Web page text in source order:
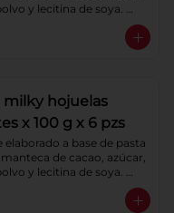
y lecitina de soya.
de Cacao: 40%
milky hojuelas
x 100 g x 6 pzs
elaborado a base de pasta
de cacao, azúcar,
y lecitina de soya.
de Cacao: 40%